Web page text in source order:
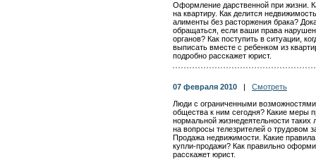
Оформление дарственной при жизни.
на квартиру. Как делится
алименты без расторжения брака?
обращаться, если ваши права
органов? Как поступить в ситуации,
выписать вместе с ребенком из
подробно расскажет юрист.
07 февраля 2010
Смотреть
Люди с ограниченными
общества к ним сегодня? Какие меры
нормальной жизнедеятельности
на вопросы телезрителей о трудовом
Продажа недвижимости. Какие
купли-продажи? Как правильно
расскажет юрист.